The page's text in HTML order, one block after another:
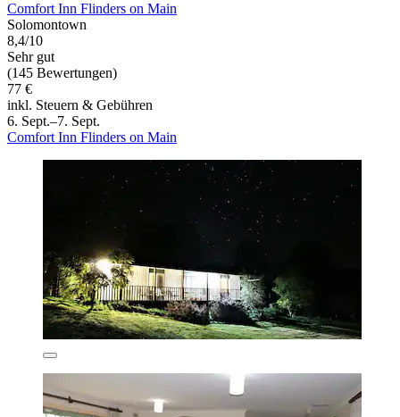
Comfort Inn Flinders on Main
Solomontown
8,4/10
Sehr gut
(145 Bewertungen)
77 €
inkl. Steuern & Gebühren
6. Sept.–7. Sept.
Comfort Inn Flinders on Main